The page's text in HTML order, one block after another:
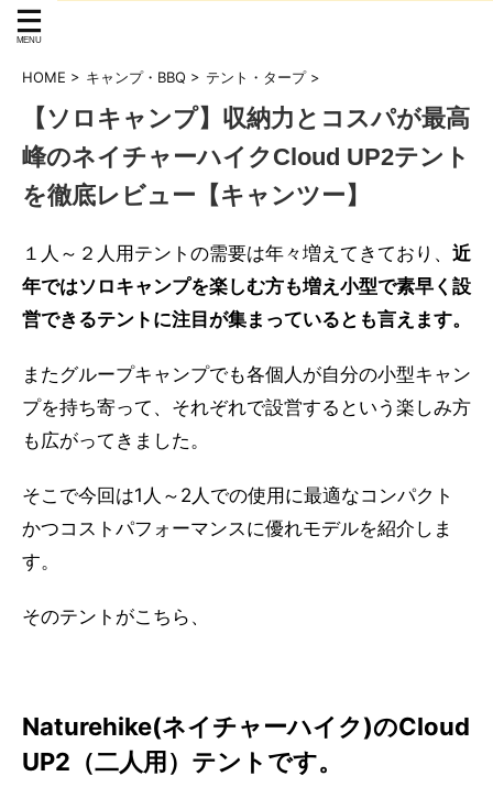
HOME > キャンプ・BBQ > テント・タープ >
【ソロキャンプ】収納力とコスパが最高
峰のネイチャーハイクCloud UP2テント
を徹底レビュー【キャンツー】
１人～２人用テントの需要は年々増えてきており、 近
年ではソロキャンプを楽しむ方も増え小型で素早く設
営できるテントに注目が集まっているとも言えます。
またグループキャンプでも各個人が自分の小型キャン
プを持ち寄って、それぞれで設営するという楽しみ方
も広がってきました。
そこで今回は1人～2人での使用に最適なコンパクト
かつコストパフォーマンスに優れモデルを紹介しま
す。
そのテントがこちら、
Naturehike(ネイチャーハイク)のCloud
UP2（二人用）テントです。